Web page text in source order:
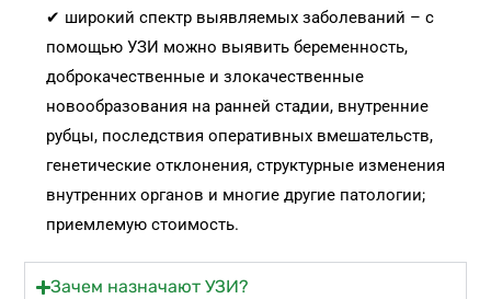
✔ широкий спектр выявляемых заболеваний – с
помощью УЗИ можно выявить беременность,
доброкачественные и злокачественные
новообразования на ранней стадии, внутренние
рубцы, последствия оперативных вмешательств,
генетические отклонения, структурные изменения
внутренних органов и многие другие патологии;
приемлемую стоимость.
Зачем назначают УЗИ?